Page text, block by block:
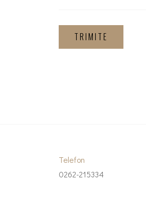
TRIMITE
Telefon
0262-215334